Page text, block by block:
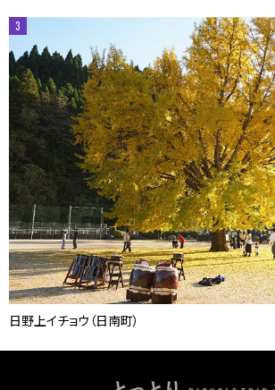
3
日野上イチョウ（日南町）